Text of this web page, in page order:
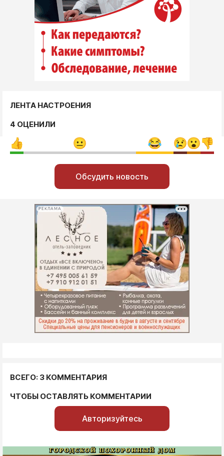
ЛЕНТА НАСТРОЕНИЯ
4 ОЦЕНИЛИ
Обсудить новость
РЕКЛАМА
ВСЕГО: 3 КОММЕНТАРИЯ
ЧТОБЫ ОСТАВЛЯТЬ КОММЕНТАРИИ
Авторизуйтесь